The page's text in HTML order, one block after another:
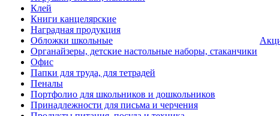
Клей
Книги канцелярские
Наградная продукция
Обложки школьные
Органайзеры, детские настольные наборы, стаканчики
Офис
Папки для труда, для тетрадей
Пеналы
Портфолио для школьников и дошкольников
Принадлежности для письма и черчения